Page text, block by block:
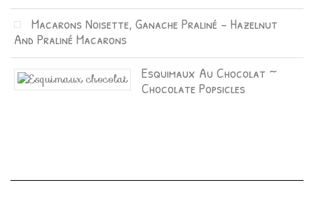
Macarons Noisette, Ganache Praliné – Hazelnut
And Praliné Macarons
Esquimaux Au Chocolat ~
Chocolate Popsicles